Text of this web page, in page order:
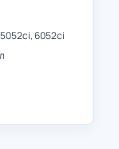
6052ci